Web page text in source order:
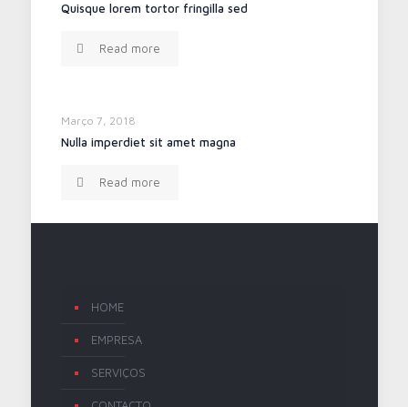
Quisque lorem tortor fringilla sed
Read more
Março 7, 2018
Nulla imperdiet sit amet magna
Read more
HOME
EMPRESA
SERVIÇOS